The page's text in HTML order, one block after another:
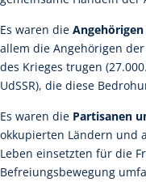
Es waren die
allem die Angehörigen
des Krieges trugen
UdSSR), die diese
Es waren die Partisanen
okkupierten Ländern und
Leben einsetzten für die
Befreiungsbewegung